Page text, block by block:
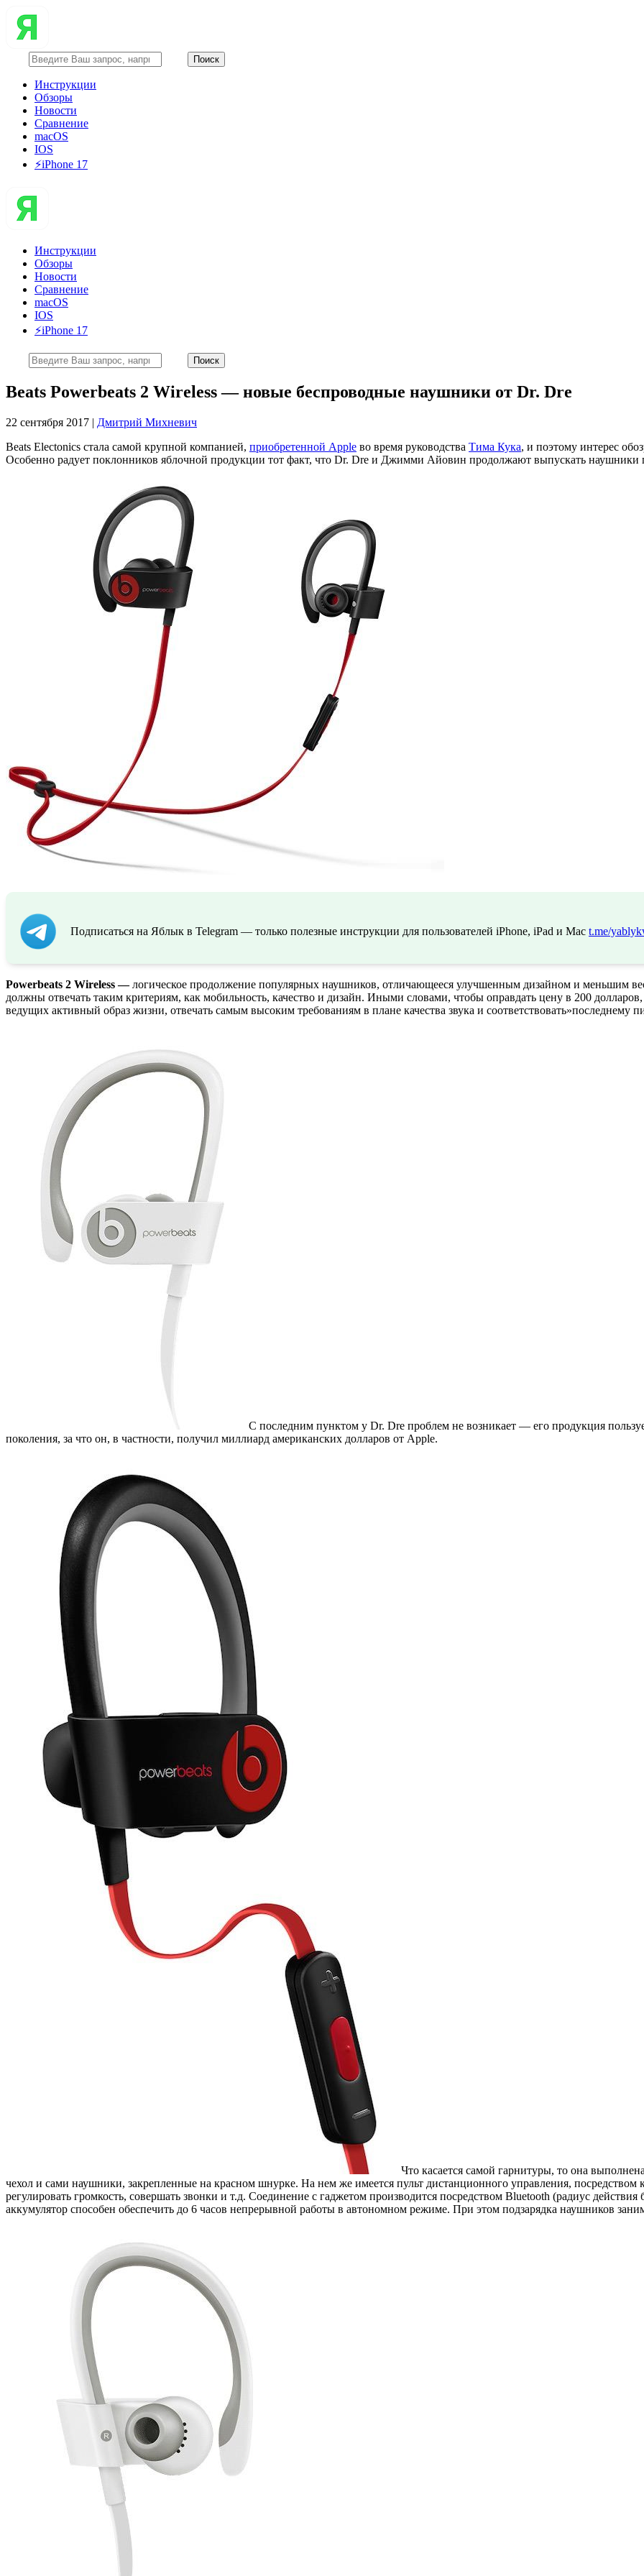
Инструкции
Обзоры
Новости
Сравнение
macOS
IOS
⚡️iPhone 17
Инструкции
Обзоры
Новости
Сравнение
macOS
IOS
⚡️iPhone 17
Beats Powerbeats 2 Wireless — новые беспроводные наушники от Dr. Dre
22 сентября 2017 | Дмитрий Михневич
Beats Electonics стала самой крупной компанией, приобретенной Apple во время руководства Тима Кука, и поэтому интерес
Особенно радует поклонников яблочной продукции тот факт, что Dr. Dre и Джимми Айовин продолжают выпускать наушники
Подписаться на Яблык в Telegram — только полезные инструкции для пользователей iPhone, iPad и Mac t.me/
Powerbeats 2 Wireless —логическое продолжение популярных наушников, отличающееся улучшенным дизайном и меньшим
должны отвечать таким критериям, как мобильность, качество и дизайн. Иными словами, чтобы оправдать цену в 200
ведущих активный образ жизни, отвечать самым высоким требованиям в плане качества звука и соответствовать»последнему
С последним пунктом у Dr. Dre проблем не возникает — его продукция
поколения, за что он, в частности, получил миллиард американских долларов от Apple.
Что касается самой гарнитуры, то она
чехол и сами наушники, закрепленные на красном шнурке. На нем же имеется пульт дистанционного управления, посредством
регулировать громкость, совершать звонки и т.д. Соединение с гаджетом производится посредством Bluetooth (радиус
аккумулятор способен обеспечить до 6 часов непрерывной работы в автономном режиме. При этом подзарядка наушников